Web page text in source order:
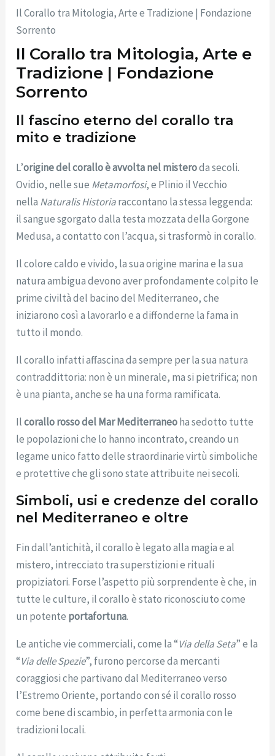
Il Corallo tra Mitologia, Arte e Tradizione | Fondazione
Sorrento
Il Corallo tra Mitologia, Arte e
Tradizione | Fondazione
Sorrento
Il fascino eterno del corallo tra
mito e tradizione
L’origine del corallo è avvolta nel misteroda secoli.
Ovidio, nelle sue Metamorfosi, e Plinio il Vecchio
nella Naturalis Historiaraccontano la stessa leggenda:
il sangue sgorgato dalla testa mozzata della Gorgone
Medusa, a contatto con l’acqua, si trasformò in corallo.
Il colore caldo e vivido, la sua origine marina e la sua
natura ambigua devono aver profondamente colpito le
prime civiltà del bacino del Mediterraneo, che
iniziarono così a lavorarlo e a diffonderne la fama in
tutto il mondo.
Il corallo infatti affascina da sempre per la sua natura
contraddittoria: non è un minerale, ma si pietrifica; non
è una pianta, anche se ha una forma ramificata.
Ilcorallo rosso del Mar Mediterraneoha sedotto tutte
le popolazioni che lo hanno incontrato, creando un
legame unico fatto delle straordinarie virtù simboliche
e protettive che gli sono state attribuite nei secoli.
Simboli, usi e credenze del corallo
nel Mediterraneo e oltre
Fin dall’antichità, il corallo è legato alla magia e al
mistero, intrecciato tra superstizioni e rituali
propiziatori. Forse l’aspetto più sorprendente è che, in
tutte le culture, il corallo è stato riconosciuto come
un potente portafortuna.
Le antiche vie commerciali, come la “Via della Seta” e la
“Via delle Spezie”, furono percorse da mercanti
coraggiosi che partivano dal Mediterraneo verso
l’Estremo Oriente, portando con sé il corallo rosso
come bene di scambio, in perfetta armonia con le
tradizioni locali.